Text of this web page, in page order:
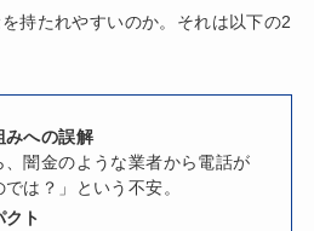
持たれやすいのか。それは以下の2
みへの誤解
、闇金のような業者から電話が
は？」という不安。
ト